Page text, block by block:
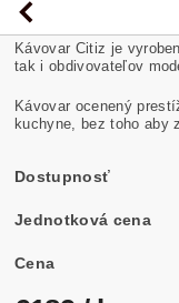
Kávovar Citiz je
tak i obdivovateľov
Kávovar ocenený
kuchyne, bez toho aby
Dostupnosť
Jednotková cena
Cena